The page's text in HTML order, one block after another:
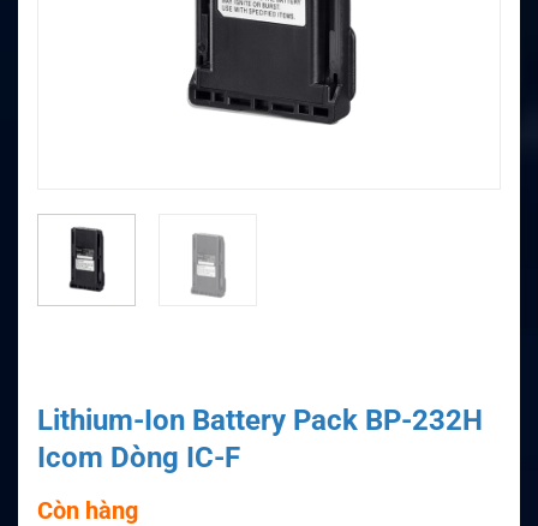
Lithium-Ion Battery Pack BP-232H
Icom Dòng IC-F
Còn hàng